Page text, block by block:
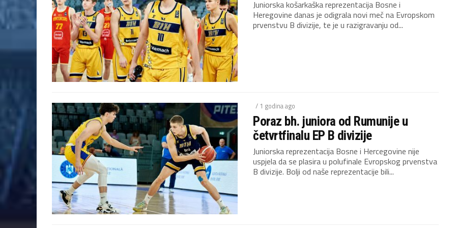
Juniorska košarkaška reprezentacija Bosne i
Heregovine danas je odigrala novi meč na Evropskom
prvenstvu B divizije, te je u razigravanju od...
/ 1 godina ago
Poraz bh. juniora od Rumunije u
četvrtfinalu EP B divizije
Juniorska reprezentacija Bosne i Hercegovine nije
uspjela da se plasira u polufinale Evropskog prvenstva
B divizije. Bolji od naše reprezentacije bili...